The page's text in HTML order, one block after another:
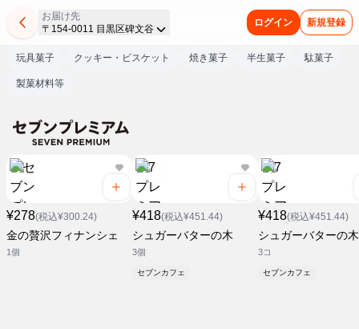
お届け先
〒154-0011 目黒区碑文谷
ログイン 新規登録
玩具菓子 クッキー・ビスケット 焼き菓子 半生菓子 駄菓子
製菓材料等
¥278(税込¥300.24)
金の贅沢フィナンシェ
1個
¥418(税込¥451.44)
シュガーバターの木
3個
セブンカフェ
¥418(税込¥451.44)
シュガーバターの木
3コ
セブンカフェ